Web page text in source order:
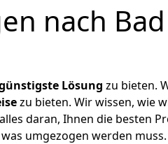
nach Bad
Lösung zu bieten.
zu bieten. Wir wissen, wie
daran, Ihnen die besten
umgezogen werden muss.